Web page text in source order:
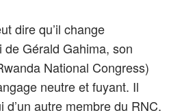
dire qu’il change
Gérald Gahima, son
National Congress)
neutre et fuyant. Il
autre membre du RNC,